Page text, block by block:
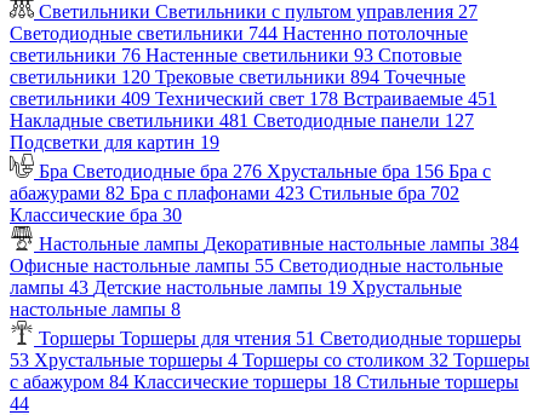
Светильники Светильники с пультом управления 27
Светодиодные светильники 744 Настенно потолочные
светильники 76 Настенные светильники 93 Спотовые
светильники 120 Трековые светильники 894 Точечные
светильники 409 Технический свет 178 Встраиваемые 451
Накладные светильники 481 Светодиодные панели 127
Подсветки для картин 19
Бра Светодиодные бра 276 Хрустальные бра 156 Бра с
абажурами 82 Бра с плафонами 423 Стильные бра 702
Классические бра 30
Настольные лампы Декоративные настольные лампы 384
Офисные настольные лампы 55 Светодиодные настольные
лампы 43 Детские настольные лампы 19 Хрустальные
настольные лампы 8
Торшеры Торшеры для чтения 51 Светодиодные торшеры
53 Хрустальные торшеры 4 Торшеры со столиком 32 Торшеры
с абажуром 84 Классические торшеры 18 Стильные торшеры
44